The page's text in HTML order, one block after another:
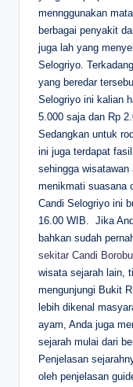
mennggunakan
berbagai penyakit
juga lah yang
Selogriyo.
yang beredar
Selogriyo ini kalian
5.000 saja dan Rp
Sedangkan untuk
ini juga terdapat
sehingga
menikmati suasana
Candi Selogriyo ini
16.00 WIB. Jika
bahkan sudah
sekitar Candi
wisata sejarah lain,
mengunjungi Bukit
lebih dikenal
ayam, Anda juga
sejarah mulai dari
Penjelasan
oleh penjelasan